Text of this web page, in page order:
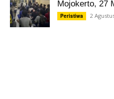
Mojokerto, 27
Peristiwa 2